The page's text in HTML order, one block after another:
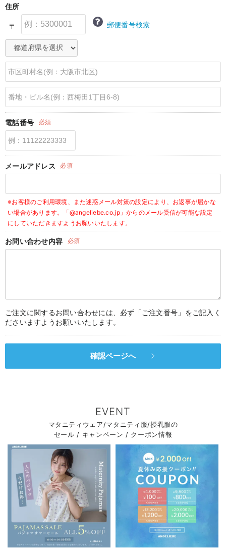
買って正解！高評価レビューアイテム
冬に可愛いニットがお得！
親子コーデ｜ママとベビーにおすすめ！
便利な育児家電
Gift Selection 出産祝い
保育園・入園準備特集
入院準備の持ち物チェック
住所
〒 郵便番号検索
電話番号 必須
メールアドレス 必須
※お客様のご利用環境、また迷惑メール対策の設定により、お返事が届かな
い場合があります。
「@angeliebe.co.jp」からのメール受信が可能な設定
にしていただきますようお願いいたします。
お問い合わせ内容 必須
ご注文に関するお問い合わせには、必ず「ご注文番号」をご記入く
ださいますようお願いいたします。
確認ページへ
EVENT
マタニティウェア/マタニティ服/授乳服の
セール / キャンペーン / クーポン情報